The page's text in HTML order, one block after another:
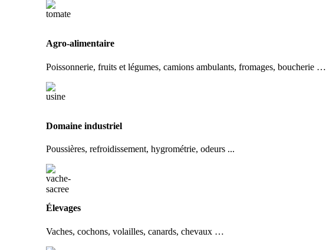
Agro-alimentaire
Poissonnerie, fruits et légumes, camions ambulants, fromages, boucherie …
Domaine industriel
Poussières, refroidissement, hygrométrie, odeurs ...
Élevages
Vaches, cochons, volailles, canards, chevaux …